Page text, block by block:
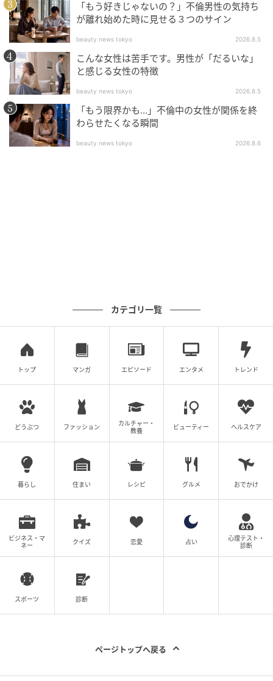
「もう好きじゃないの？」不倫男性の気持ち
が離れ始めた時に見せる３つのサイン
beauty news tokyo 2026.8.5
こんな女性は苦手です。男性が「だるいな」
と感じる女性の特徴
beauty news tokyo 2026.8.5
「もう限界かも…」不倫中の女性が関係を終
わらせたくなる瞬間
beauty news tokyo 2026.8.6
カテゴリ一覧
トップ マンガ エピソード エンタメ トレンド
どうぶつ ファッション
カルチャー・
教養
ビューティー ヘルスケア
暮らし 住まい レシピ グルメ おでかけ
ビジネス・マ
ネー
クイズ 恋愛 占い
心理テスト・
診断
スポーツ 診断
ページトップへ戻る